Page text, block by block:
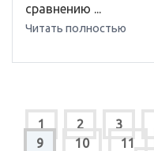
сравнению ...
Читать полностью
1 2 3
9
10 11